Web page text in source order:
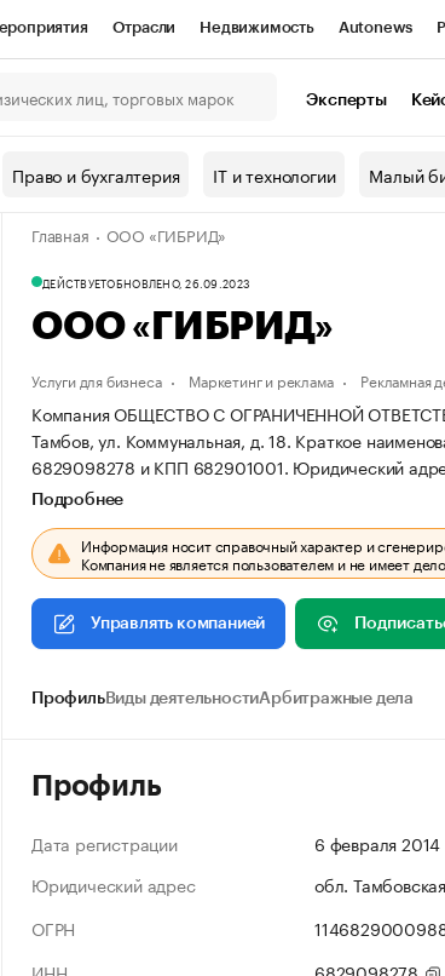
Отрасли Недвижимость Autonews
Спецпроекты Проверка контрагентов
наличной валюты
Эксперты
Право и бухгалтерия IT и технологии Малый
Главная ООО «ГИБРИД»
ДЕЙСТВУЕТОБНОВЛЕНО, 26.09.2023
ООО «ГИБРИД»
Услуги для бизнеса Маркетинг и реклама Рекламная
Компания ОБЩЕСТВО С ОГРАНИЧЕННОЙ
Тамбов, ул. Коммунальная, д. 18. Краткое
6829098278 и КПП 682901001. Юридический
Подробнее
Информация носит справочный характер и
Компания не является пользователем и не имеет
Управлять компанией
ПрофильВиды деятельностиАрбитражные дела
Профиль
Дата регистрации
6 февраля 2014
Юридический адрес
обл.
ОГРН